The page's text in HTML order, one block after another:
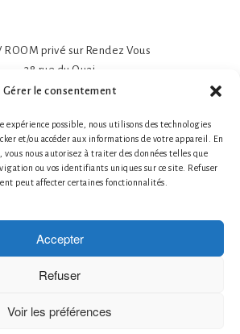
Gérer le consentement
expérience possible, nous utilisons des technologies
et/ou accéder aux informations de votre appareil. En
vous nous autorisez à traiter des données telles que
ou vos identifiants uniques sur ce site. Refuser
peut affecter certaines fonctionnalités.
Accepter
Refuser
Voir les préférences
ROOM privé sur Rendez Vous
38 rue du Quai
81600 GAILLAC
Impression sur-mesure
in France- Made in Tarn
(0)6 78 66 87 25 Nathalie Guillot
87 49 60 20 Bruno Defontaine
|© 2026 LABO-LEONARD
Créateur de papier peint
Fresques Murales Artistiques
Décor Mural Artistique
Murale Personnalisée